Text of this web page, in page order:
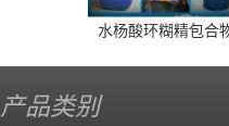
水杨酸环糊精包合
产品类别